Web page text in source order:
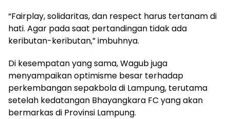
“Fairplay, solidaritas, dan respect harus tertanam di
hati. Agar pada saat pertandingan tidak ada
keributan-keributan,” imbuhnya.
Di kesempatan yang sama, Wagub juga
menyampaikan optimisme besar terhadap
perkembangan sepakbola di Lampung, terutama
setelah kedatangan Bhayangkara FC yang akan
bermarkas di Provinsi Lampung.